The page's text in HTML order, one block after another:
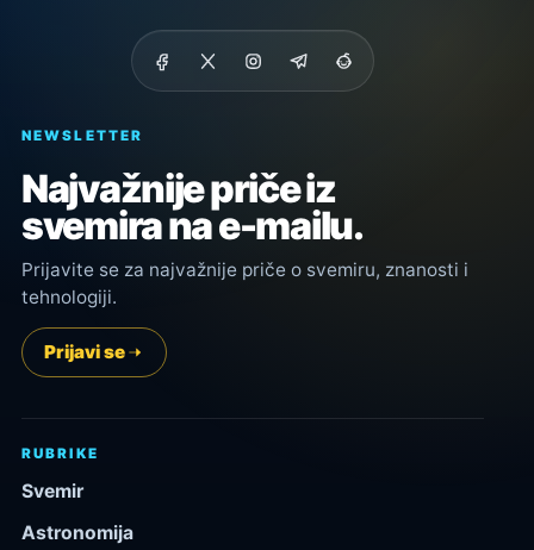
NEWSLETTER
Najvažnije priče iz
svemira na e-mailu.
Prijavite se za najvažnije priče o svemiru, znanosti i
tehnologiji.
Prijavi se
RUBRIKE
Svemir
Astronomija